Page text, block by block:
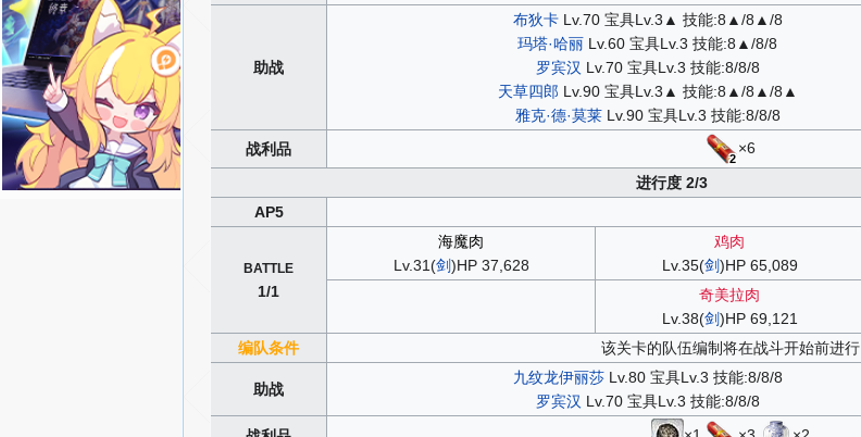
助战
布狄卡Lv.70 宝具Lv.3▲ 技能:8▲/8▲/8
玛塔·哈丽 Lv.60 宝具Lv.3 技能:8▲/8/8
罗宾汉 Lv.70 宝具Lv.3 技能:8/8/8
天草四郎 Lv.90 宝具Lv.3▲ 技能:8▲/8▲/8▲
雅克·德·莫莱Lv.90 宝具Lv.3 技能:8/8/8
战利品
2
×6
进行度 2/3
AP5
BATTLE
1/1
海魔肉
Lv.31(剑)HP 37,628
鸡肉
Lv.35(剑)HP 65,089
奇美拉肉
Lv.38(剑)HP 69,121
编队条件
该关卡的队伍编制将在战斗开始前进行
助战
九纹龙伊丽莎Lv.80 宝具Lv.3 技能:8/8/8
罗宾汉 Lv.70 宝具Lv.3 技能:8/8/8